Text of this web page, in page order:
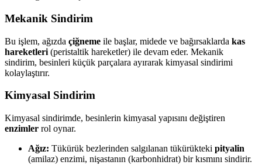
Mekanik Sindirim
Bu işlem, ağızda çiğneme ile başlar, midede ve bağırsaklarda kas
hareketleri (peristaltik hareketler) ile devam eder. Mekanik
sindirim, besinleri küçük parçalara ayırarak kimyasal sindirimi
kolaylaştırır.
Kimyasal Sindirim
Kimyasal sindirimde, besinlerin kimyasal yapısını değiştiren
enzimler rol oynar.
Ağız: Tükürük bezlerinden salgılanan tükürükteki pityalin
(amilaz) enzimi, nişastanın (karbonhidrat) bir kısmını sindirir.